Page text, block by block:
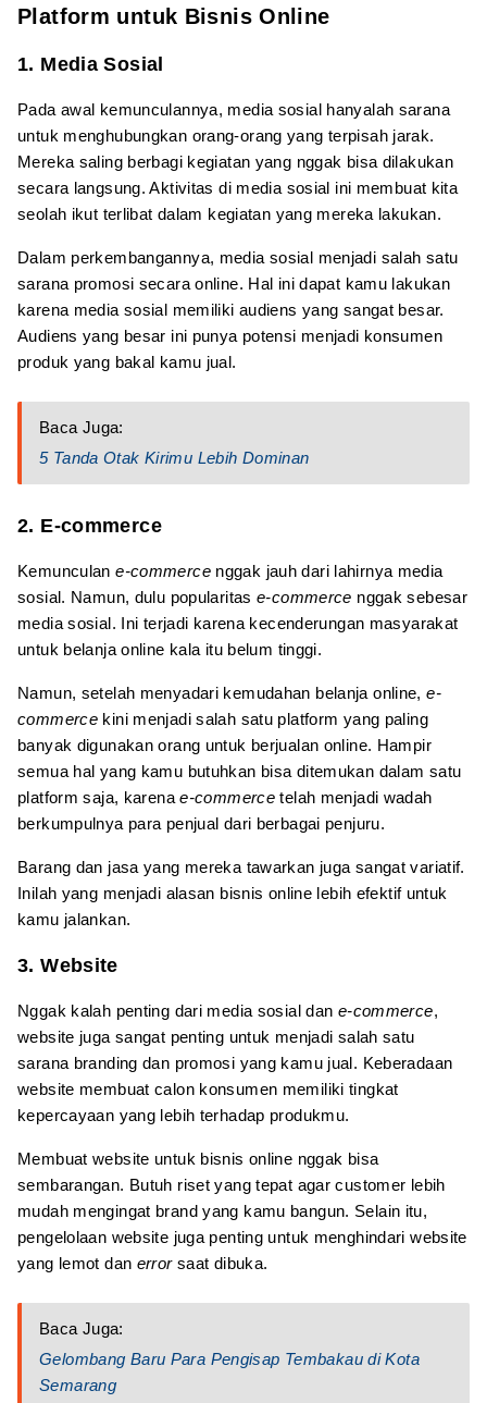
Platform untuk Bisnis Online
1. Media Sosial
Pada awal kemunculannya, media sosial hanyalah sarana
untuk menghubungkan orang-orang yang terpisah jarak.
Mereka saling berbagi kegiatan yang nggak bisa dilakukan
secara langsung. Aktivitas di media sosial ini membuat kita
seolah ikut terlibat dalam kegiatan yang mereka lakukan.
Dalam perkembangannya, media sosial menjadi salah satu
sarana promosi secara online. Hal ini dapat kamu lakukan
karena media sosial memiliki audiens yang sangat besar.
Audiens yang besar ini punya potensi menjadi konsumen
produk yang bakal kamu jual.
Baca Juga:
5 Tanda Otak Kirimu Lebih Dominan
2. E-commerce
Kemunculane-commerce nggak jauh dari lahirnya media
sosial. Namun, dulu popularitas e-commerce nggak sebesar
media sosial. Ini terjadi karena kecenderungan masyarakat
untuk belanja online kala itu belum tinggi.
Namun, setelah menyadari kemudahan belanja online,e-
commerce kini menjadi salah satu platform yang paling
banyak digunakan orang untuk berjualan online. Hampir
semua hal yang kamu butuhkan bisa ditemukan dalam satu
platform saja, karenae-commercetelah menjadi wadah
berkumpulnya para penjual dari berbagai penjuru.
Barang dan jasa yang mereka tawarkan juga sangat variatif.
Inilah yang menjadi alasan bisnis online lebih efektif untuk
kamu jalankan.
3. Website
Nggak kalah penting dari media sosial dan e-commerce,
website juga sangat penting untuk menjadi salah satu
sarana branding dan promosi yang kamu jual. Keberadaan
website membuat calon konsumen memiliki tingkat
kepercayaan yang lebih terhadap produkmu.
Membuat website untuk bisnis online nggak bisa
sembarangan. Butuh riset yang tepat agar customer lebih
mudah mengingat brand yang kamu bangun. Selain itu,
pengelolaan website juga penting untuk menghindari website
yang lemot dan error saat dibuka.
Baca Juga:
Gelombang Baru Para Pengisap Tembakau di Kota
Semarang